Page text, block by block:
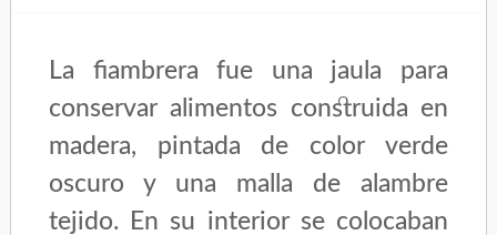
La fiambrera fue una jaula para
conservar alimentos construida en
madera, pintada de color verde
oscuro y una malla de alambre
tejido. En su interior se colocaban